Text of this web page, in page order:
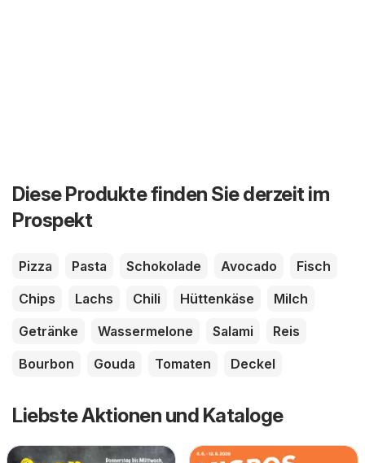
Diese Produkte finden Sie derzeit im
Prospekt
Pizza Pasta Schokolade Avocado
Fisch
Chips
Lachs Chili Hüttenkäse
Milch
Getränke
Wassermelone Salami
Reis
Bourbon
Gouda Tomaten Deckel
Liebste Aktionen und Kataloge